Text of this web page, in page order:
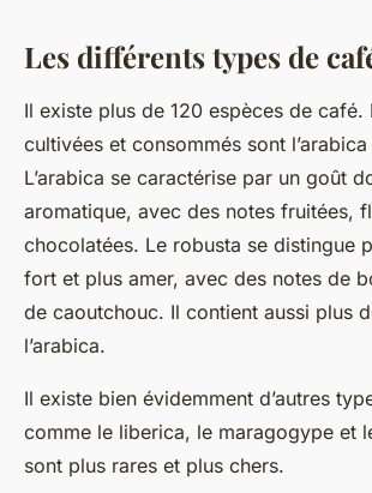
Les différents types de
Il existe plus de 120 espèces de café.
cultivées et consommés sont
L’arabica se caractérise par un goût
aromatique, avec des notes fruitées,
chocolatées. Le robusta se distingue
fort et plus amer, avec des notes de
de caoutchouc. Il contient aussi plus
l’arabica.
Il existe bien évidemment d’autres
comme le liberica, le maragogype et
sont plus rares et plus chers.